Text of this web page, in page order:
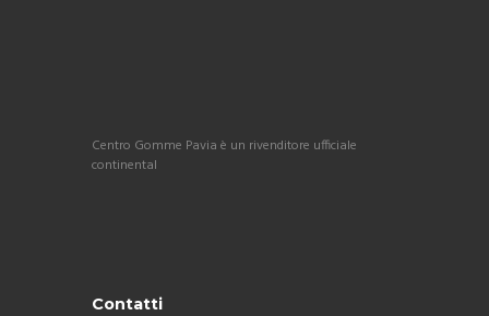
Centro Gomme Pavia è un rivenditore ufficiale
continental
Contatti